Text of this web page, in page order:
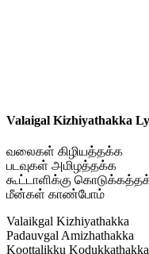
Valaigal Kizhiyathakka
வலைகள் கிழியத்தக்க
படவுகள் அமிழத்தக்க
கூட்டாளிக்கு
மீன்கள் காண்போம்
Valaikgal Kizhiyathakka
Padauvgal Amizhathakka
Koottalikku Kodukkathakka